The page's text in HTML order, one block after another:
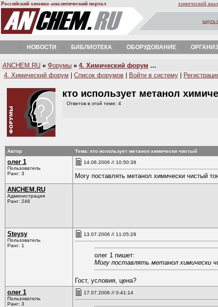
Российский химико-аналитический портал химический
карта
НОВОСТИ БИБЛИОТЕКА ОБОРУДОВАНИЕ
A NCHEM.RU » Форумы » 4. Химический форум ...
4. Химический форум
Список форумов Войти в систему
кто использует метанол
Ответов в этой теме: 4
Автор Тема: кто использует метанол химически чистый
олег 1
Пользователь
Ранг: 3
14.06.2006 // 10:50:39
Могу поставлять метанол химически чистый
ANCHEM.RU
Администрация
Ранг: 246
Steysy
Пользователь
Ранг: 1
13.07.2006 // 11:05:28
олег 1 пишет:
Могу поставлять метанол химически
Гост, условия, цена?
олег 1
Пользователь
Ранг: 3
17.07.2006 // 0:41:14